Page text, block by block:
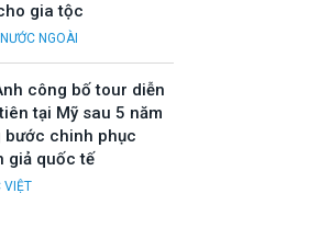
gia tộc
NGOÀI
công bố tour diễn
tại Mỹ sau 5 năm
bước chinh phục
giả quốc tế
VIỆT